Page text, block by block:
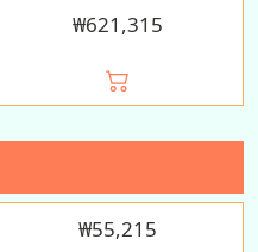
₩621,315
₩55,215